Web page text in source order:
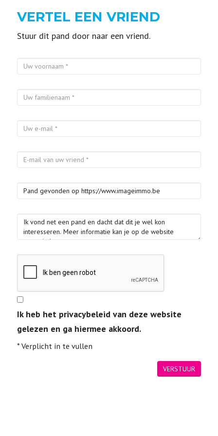
VERTEL EEN VRIEND
Stuur dit pand door naar een vriend.
Ik heb het privacybeleid van deze website
gelezen en ga hiermee akkoord.
* Verplicht in te vullen